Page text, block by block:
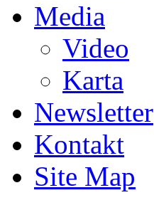
Media
Video
Karta
Newsletter
Kontakt
Site Map